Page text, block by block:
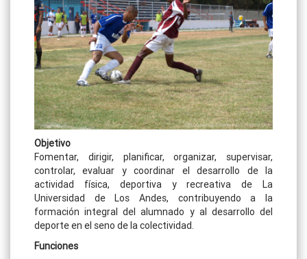
Objetivo
Fomentar, dirigir, planificar, organizar, supervisar,
controlar, evaluar y coordinar el desarrollo de la
actividad física, deportiva y recreativa de La
Universidad de Los Andes, contribuyendo a la
formación integral del alumnado y al desarrollo del
deporte en el seno de la colectividad.
Funciones